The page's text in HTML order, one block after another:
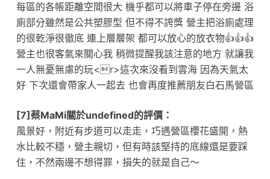
每區的各帳距離空間很大 機乎都可以將車子停在旁邊 浴
廁部分雖然是公共塑膠型 但不得不誇獎 營主把浴廁處理
的很乾淨很徹底 連上層層架 都可以放心的放衣物👍👍👍
營主也很客氣來關心我 稍微提醒我該注意的地方 就讓我
一人無憂無慮的玩<r>這次來沒看到雲海 因為天氣太
好 下次還會帶家人一起去 也會再度推薦朋友白石馬營區
[7]蔡MaMi關於undefined的評價：
風景好，附近有步道可以走走，巧遇營區櫻花盛開，熱
水比較不穩，營主親切，但有時該堅持的底線還是要踩
住，不然兩邊不想得罪，損失的就是自己～